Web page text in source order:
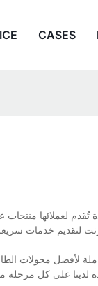
CASES
لعملائها
لتقديم خدمات
لأفضل محولات
لدينا على كل مرحلة